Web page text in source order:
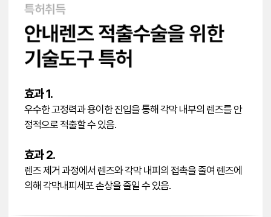
효과 1.
우수한 고정력과 용이한 진입을 통해 각막 내부의 렌즈를 안
정적으로 적출할 수 있음.
효과 2.
렌즈 제거 과정에서 렌즈와 각막 내피의 접촉을 줄여 렌즈에
의해 각막내피세포 손상을 줄일 수 있음.